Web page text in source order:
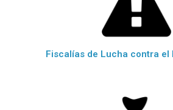
Fiscalías de Lucha contra